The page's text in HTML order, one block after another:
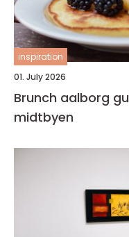
inspiration
01. July 2026
Brunch aalborg guide til gode oplevelser i
midtbyen